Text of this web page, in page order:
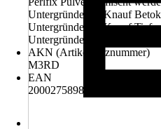
Untergründe:mit Knauf
Untergründe:mit Knauf
Untergründe:mit Knauf
AKN (Artikelkurznummer)
M3RD
EAN
2000275898003,